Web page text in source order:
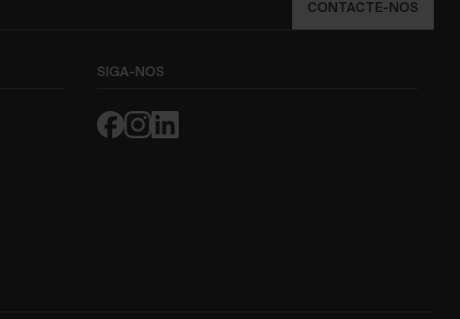
SIGA-NOS
CONTACTE-NOS